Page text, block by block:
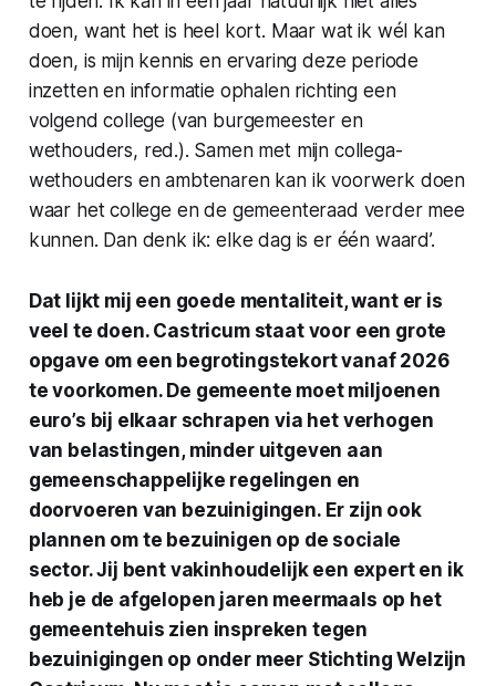
doen, want het is heel kort. Maar wat ik wél kan
doen, is mijn kennis en ervaring deze periode
inzetten en informatie ophalen richting een
volgend college (van burgemeester en
wethouders, red.). Samen met mijn collega-
wethouders en ambtenaren kan ik voorwerk doen
waar het college en de gemeenteraad verder mee
kunnen. Dan denk ik: elke dag is er één waard’.
Dat lijkt mij een goede mentaliteit, want er is
veel te doen. Castricum staat voor een grote
opgave om een begrotingstekort vanaf 2026
te voorkomen. De gemeente moet miljoenen
euro’s bij elkaar schrapen via het verhogen
van belastingen, minder uitgeven aan
gemeenschappelijke regelingen en
doorvoeren van bezuinigingen. Er zijn ook
plannen om te bezuinigen op de sociale
sector. Jij bent vakinhoudelijk een expert en ik
heb je de afgelopen jaren meermaals op het
gemeentehuis zien inspreken tegen
bezuinigingen op onder meer Stichting Welzijn